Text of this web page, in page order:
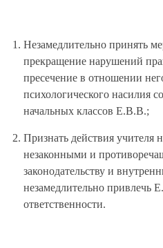
Незамедлительно принять
прекращение нарушений
пресечение в отношении
психологического насилия
начальных классов Е.В.В.;
Признать действия учителя
незаконными и
законодательству и
незамедлительно привлечь
ответственности.